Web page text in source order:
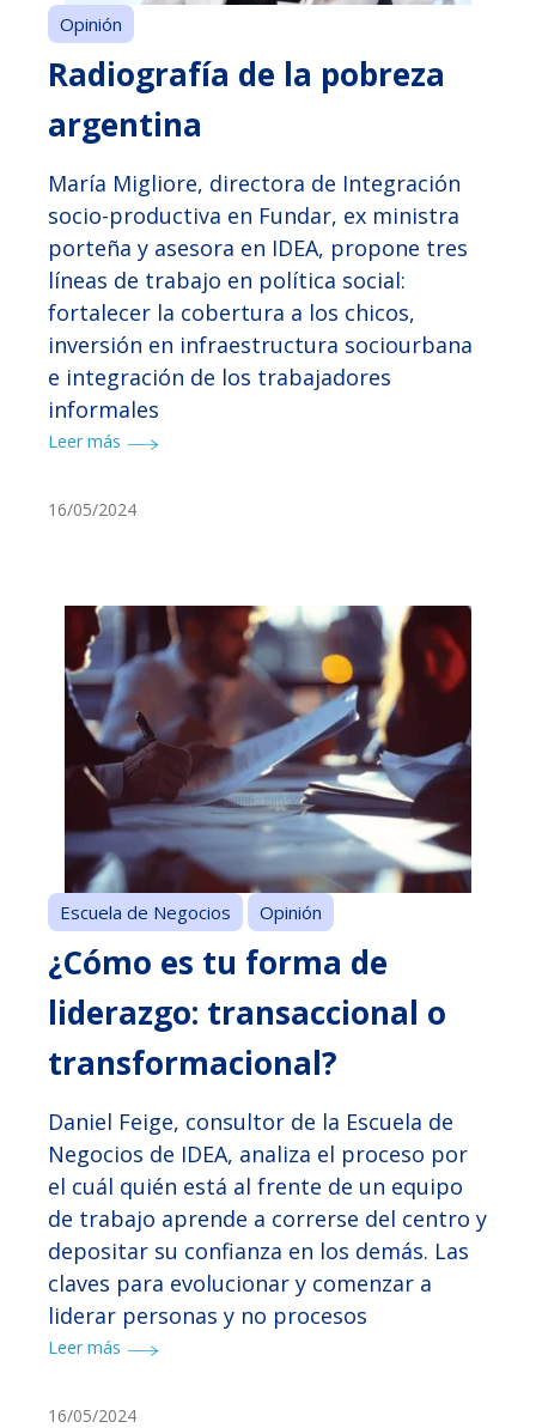
Opinión
Radiografía de la pobreza
argentina
María Migliore, directora de Integración
socio-productiva en Fundar, ex ministra
porteña y asesora en IDEA, propone tres
líneas de trabajo en política social:
fortalecer la cobertura a los chicos,
inversión en infraestructura sociourbana
e integración de los trabajadores
informales
Leer más
16/05/2024
Escuela de Negocios Opinión
¿Cómo es tu forma de
liderazgo: transaccional o
transformacional?
Daniel Feige, consultor de la Escuela de
Negocios de IDEA, analiza el proceso por
el cuál quién está al frente de un equipo
de trabajo aprende a correrse del centro y
depositar su confianza en los demás. Las
claves para evolucionar y comenzar a
liderar personas y no procesos
Leer más
16/05/2024